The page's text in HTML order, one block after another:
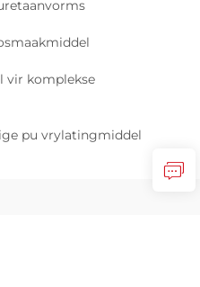
vir komplekse
pu vrylatingmiddel